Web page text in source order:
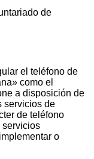
de
el teléfono de
como el
a disposición de
servicios de
de teléfono
servicios
o